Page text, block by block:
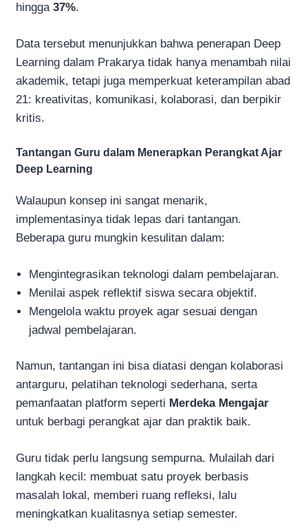
hingga 37%.
Data tersebut menunjukkan bahwa penerapan Deep
Learning dalam Prakarya tidak hanya menambah nilai
akademik, tetapi juga memperkuat keterampilan abad
21: kreativitas, komunikasi, kolaborasi, dan berpikir
kritis.
Tantangan Guru dalam Menerapkan Perangkat Ajar
Deep Learning
Walaupun konsep ini sangat menarik,
implementasinya tidak lepas dari tantangan.
Beberapa guru mungkin kesulitan dalam:
Mengintegrasikan teknologi dalam pembelajaran.
Menilai aspek reflektif siswa secara objektif.
Mengelola waktu proyek agar sesuai dengan
jadwal pembelajaran.
Namun, tantangan ini bisa diatasi dengan kolaborasi
antarguru, pelatihan teknologi sederhana, serta
pemanfaatan platform seperti Merdeka Mengajar
untuk berbagi perangkat ajar dan praktik baik.
Guru tidak perlu langsung sempurna. Mulailah dari
langkah kecil: membuat satu proyek berbasis
masalah lokal, memberi ruang refleksi, lalu
meningkatkan kualitasnya setiap semester.